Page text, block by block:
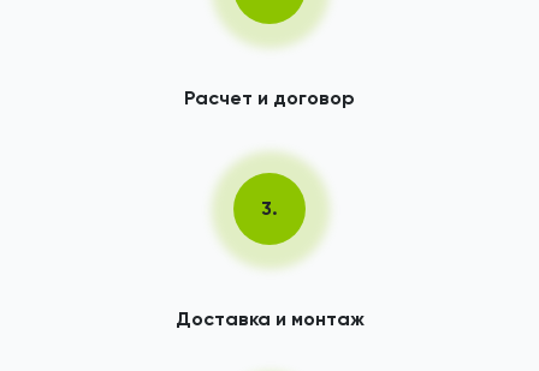
Расчет и договор
3.
Доставка и монтаж